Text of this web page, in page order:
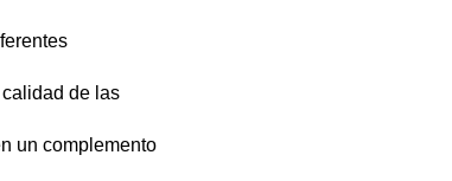
de las
un complemento